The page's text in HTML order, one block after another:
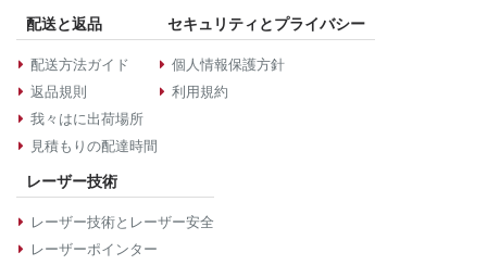
配送と返品
配送方法ガイド
返品規則
我々はに出荷場所
見積もりの配達時間
セキュリティとプライバシー
個人情報保護方針
利用規約
レーザー技術
レーザー技術とレーザー安全
レーザーポインター